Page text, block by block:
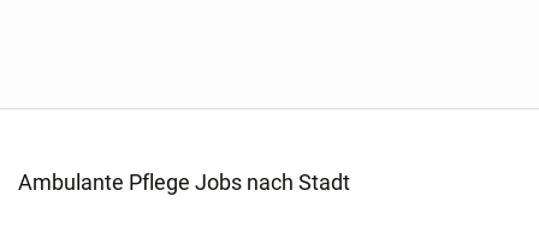
Ambulante Pflege Jobs nach Stadt